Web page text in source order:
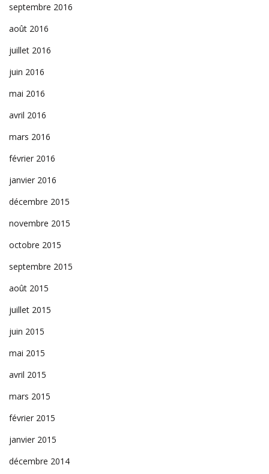
septembre 2016
août 2016
juillet 2016
juin 2016
mai 2016
avril 2016
mars 2016
février 2016
janvier 2016
décembre 2015
novembre 2015
octobre 2015
septembre 2015
août 2015
juillet 2015
juin 2015
mai 2015
avril 2015
mars 2015
février 2015
janvier 2015
décembre 2014